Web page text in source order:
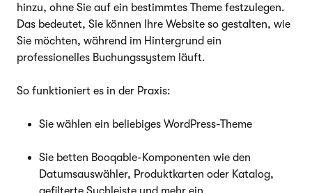
hinzu, ohne Sie auf ein bestimmtes Theme festzulegen.
Das bedeutet, Sie können Ihre Website so gestalten, wie
Sie möchten, während im Hintergrund ein
professionelles Buchungssystem läuft.
So funktioniert es in der Praxis:
Sie wählen ein beliebiges WordPress-Theme
Sie betten Booqable-Komponenten wie den
Datumsauswähler, Produktkarten oder Katalog,